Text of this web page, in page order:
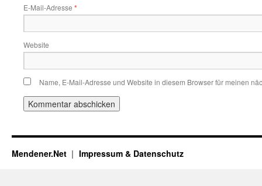
E-Mail-Adresse *
Website
Name, E-Mail-Adresse und Website in diesem Browser für meinen
Mendener.Net Impressum & Datenschutz